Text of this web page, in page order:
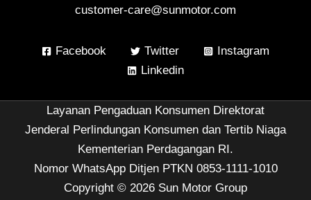
customer-care@sunmotor.com
Facebook Twitter
Instagram
Linkedin
Layanan Pengaduan Konsumen Direktorat
Jenderal Perlindungan Konsumen dan Tertib Niaga
Kementerian Perdagangan RI.
Nomor WhatsApp Ditjen PTKN 0853-1111-1010
Copyright © 2026 Sun Motor Group